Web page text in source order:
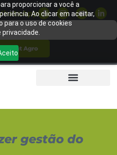
proporcionar a você a
Ao clicar em aceitar,
para o uso de cookies
Econt Agro
gestão do